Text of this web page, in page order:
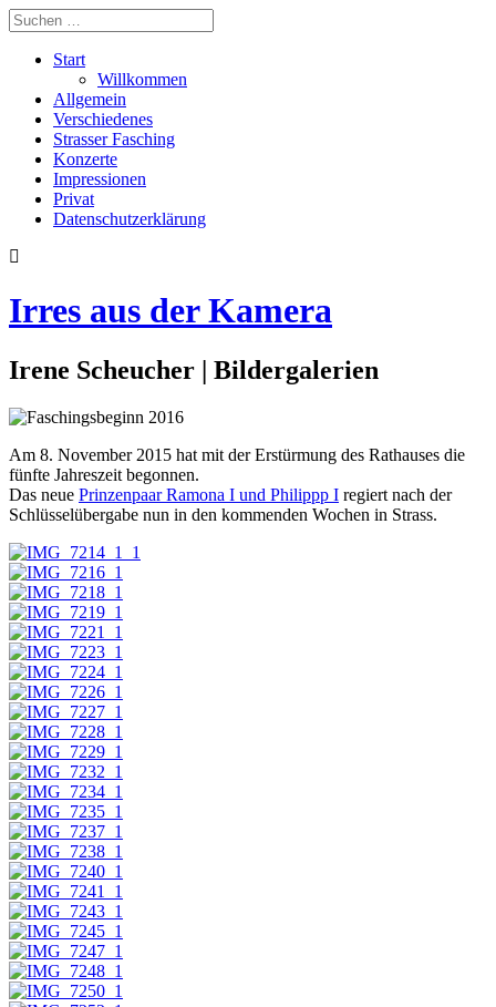
Start
Willkommen
Allgemein
Verschiedenes
Strasser Fasching
Konzerte
Impressionen
Privat
Datenschutzerklärung
Irres aus der Kamera
Irene Scheucher | Bildergalerien
Am 8. November 2015 hat mit der Erstürmung des Rathauses die
fünfte Jahreszeit begonnen.
Das neue Prinzenpaar Ramona I und Philippp I regiert nach der
Schlüsselübergabe nun in den kommenden Wochen in Strass.